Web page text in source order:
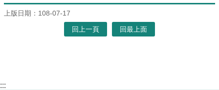
上版日期：108-07-17
回上一頁 回最上面
:::